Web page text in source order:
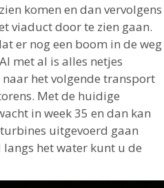
komen en dan vervolgens
viaduct door te zien gaan.
er nog een boom in de weg
met al is alles netjes
het volgende transport
Met de huidige
in week 35 en dan kan
uitgevoerd gaan
het water kunt u de